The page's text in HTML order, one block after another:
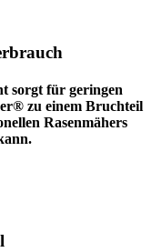
sorgt für geringen
zu einem Bruchteil
Rasenmähers